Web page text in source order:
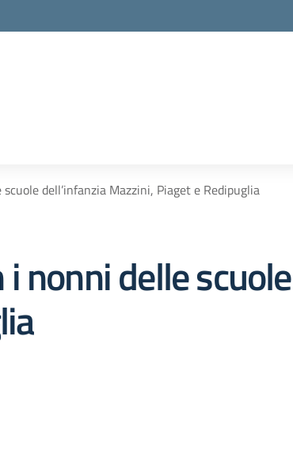
dell’infanzia Mazzini, Piaget e Redipuglia
nonni delle